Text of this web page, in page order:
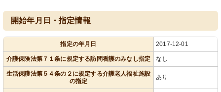
開始年月日・指定情報
指定の年月日 2017-12-01
介護保険法第７１条に規定する訪問看護のみなし指定 なし
生活保護法第５４条の２に規定する介護老人福祉施設
の指定
あり